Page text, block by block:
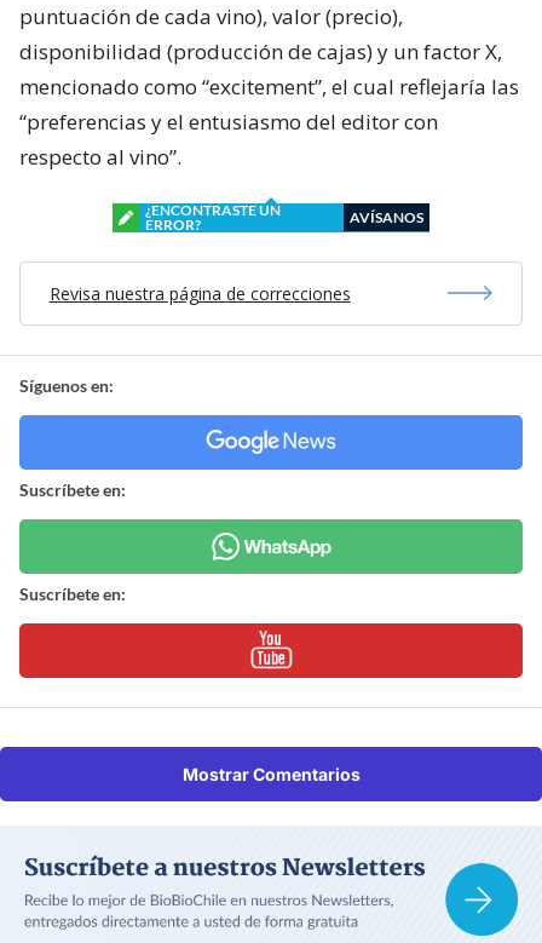
puntuación de cada vino), valor (precio),
disponibilidad (producción de cajas) y un factor X,
mencionado como “excitement”, el cual reflejaría las
“preferencias y el entusiasmo del editor con
respecto al vino”.
¿ENCONTRASTE UN
ERROR?
AVÍSANOS
Revisa nuestra página de correcciones
Síguenos en:
Suscríbete en:
Suscríbete en:
Mostrar Comentarios